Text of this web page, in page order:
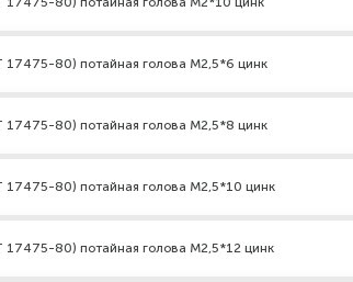
80) потайная голова М2,5*6 цинк
80) потайная голова М2,5*8 цинк
80) потайная голова М2,5*10 цинк
80) потайная голова М2,5*12 цинк